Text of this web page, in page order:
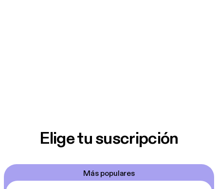
Elige tu suscripción
Más populares